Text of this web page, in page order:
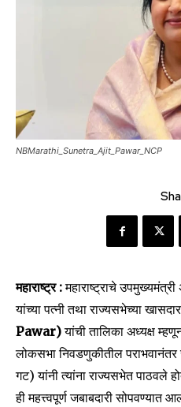
NBMarathi_Sunetra_Ajit_Pawar_NCP
महाराष्ट्र :महाराष्ट्राचे
यांच्या पत्नी तथा राज्यसभेच्या
Pawar)यांची तालिका अध्यक्ष
लोकसभा निवडणुकीतील पराभवानंतर
गट) यांनी त्यांना राज्यसभेत पाठवले
ही महत्त्वपूर्ण जबाबदारी सोपवण्यात